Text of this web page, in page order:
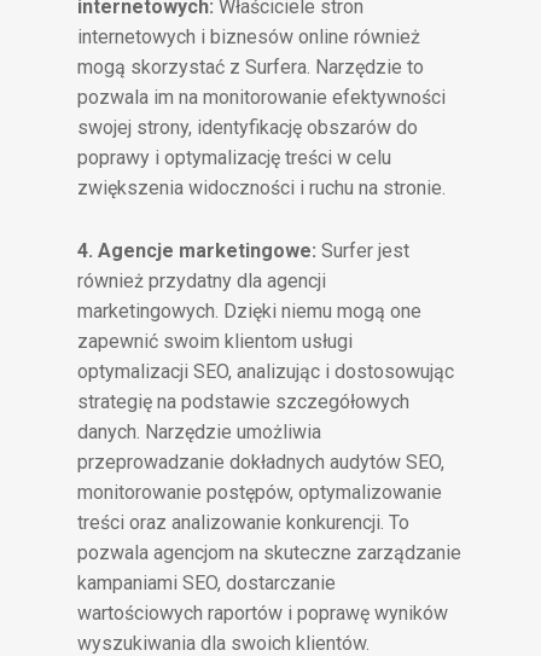
internetowych: Właściciele stron
internetowych i biznesów online również
mogą skorzystać z Surfera. Narzędzie to
pozwala im na monitorowanie efektywności
swojej strony, identyfikację obszarów do
poprawy i optymalizację treści w celu
zwiększenia widoczności i ruchu na stronie.
4. Agencje marketingowe: Surfer jest
również przydatny dla agencji
marketingowych. Dzięki niemu mogą one
zapewnić swoim klientom usługi
optymalizacji SEO, analizując i dostosowując
strategię na podstawie szczegółowych
danych. Narzędzie umożliwia
przeprowadzanie dokładnych audytów SEO,
monitorowanie postępów, optymalizowanie
treści oraz analizowanie konkurencji. To
pozwala agencjom na skuteczne zarządzanie
kampaniami SEO, dostarczanie
wartościowych raportów i poprawę wyników
wyszukiwania dla swoich klientów.